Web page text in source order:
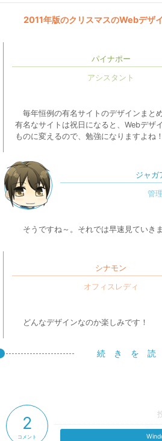
2011年版のクリスマスのWebデザ
パイナポー
毎年恒例の有名サイトのデザインまと
有名なサイトは祝日になると、Webデザ
ものに変えるので、勉強になりますよね！
ジャガ
そうですね～。それでは早速見ていき
シナモン
どんなデザインなのか楽しみです！
続 き を 読
2
コメント